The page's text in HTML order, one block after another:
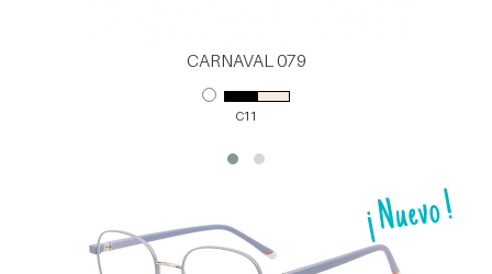
CARNAVAL 079
C11